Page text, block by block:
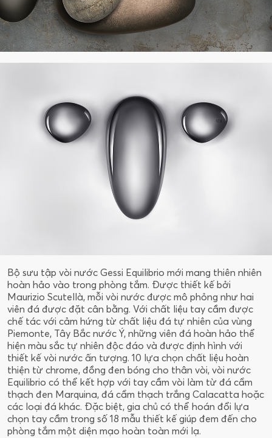
Bộ sưu tập vòi nước Gessi Equilibrio mới mang thiên nhiên
hoàn hảo vào trong phòng tắm. Được thiết kế bởi
Maurizio Scutellà, mỗi vòi nước được mô phỏng như hai
viên đá được đặt cân bằng. Với chất liệu tay cầm được
chế tác với cảm hứng từ chất liệu đá tự nhiên của vùng
Piemonte, Tây Bắc nước Ý, những viên đá hoàn hảo thể
hiện màu sắc tự nhiên độc đáo và được định hình với
thiết kế vòi nước ấn tượng. 10 lựa chọn chất liệu hoàn
thiện từ chrome, đồng đen bóng cho thân vòi, vòi nước
Equilibrio có thể kết hợp với tay cầm vòi làm từ đá cẩm
thạch đen Marquina, đá cẩm thạch trắng Calacatta hoặc
các loại đá khác. Đặc biệt, gia chủ có thể hoán đổi lựa
chọn tay cầm trong số 18 mẫu thiết kế giúp đem đến cho
phòng tắm một diện mạo hoàn toàn mới lạ.